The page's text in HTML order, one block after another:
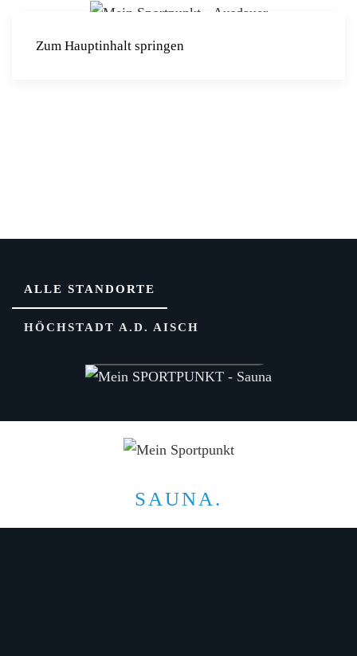
Zum Hauptinhalt springen
ALLE STANDORTE
HÖCHSTADT A.D. AISCH
SAUNA.